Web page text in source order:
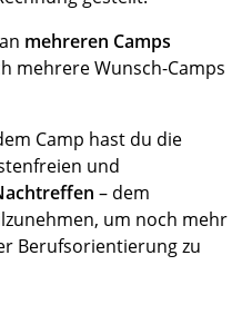
mehreren Camps
mehrere Wunsch-Camps
Camp hast du die
und
– dem
um noch mehr
Berufsorientierung zu